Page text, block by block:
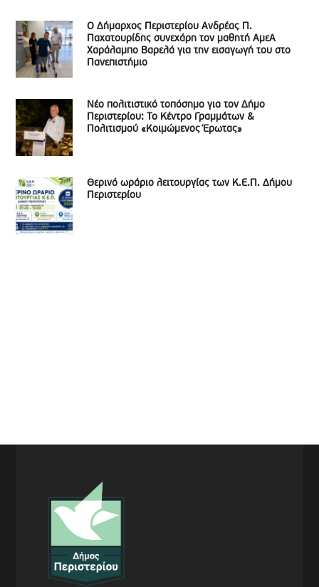
Ο Δήμαρχος Περιστερίου Ανδρέας Π.
Παχατουρίδης συνεχάρη τον μαθητή ΑμεΑ
Χαράλαμπο Βαρελά για την εισαγωγή του στο
Πανεπιστήμιο
Νέο πολιτιστικό τοπόσημο για τον Δήμο
Περιστερίου: Το Κέντρο Γραμμάτων &
Πολιτισμού «Κοιμώμενος Έρωτας»
Θερινό ωράριο λειτουργίας των Κ.Ε.Π. Δήμου
Περιστερίου